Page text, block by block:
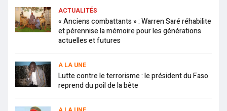
ACTUALITÉS
« Anciens combattants » : Warren Saré réhabilite
et pérennise la mémoire pour les générations
actuelles et futures
A LA UNE
Lutte contre le terrorisme : le président du Faso
reprend du poil de la bête